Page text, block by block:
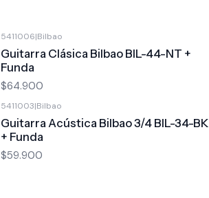
5411006|Bilbao
Guitarra Clásica Bilbao BIL-44-NT +
Funda
$64.900
5411003|Bilbao
Guitarra Acústica Bilbao 3/4 BIL-34-BK
+ Funda
$59.900